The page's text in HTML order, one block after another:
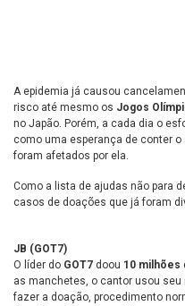
A epidemia já causou
risco até mesmo os Jogos
no Japão. Porém, a cada dia o
como uma esperança de conter
foram afetados por ela.
Como a lista de ajudas não para
casos de doações que já foram
JB (GOT7)
O líder do GOT7 doou 10 milhões
as manchetes, o cantor usou seu
fazer a doação, procedimento